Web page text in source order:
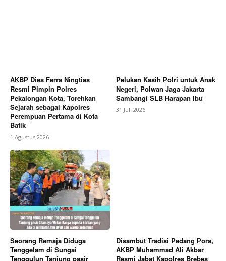
AKBP Dies Ferra Ningtias
Resmi Pimpin Polres
Pekalongan Kota, Torehkan
Sejarah sebagai Kapolres
Perempuan Pertama di Kota
Batik
1 Agustus 2026
Pelukan Kasih Polri untuk Anak
Negeri, Polwan Jaga Jakarta
Sambangi SLB Harapan Ibu
31 Juli 2026
Seorang Remaja Diduga
Tenggelam di Sungai
Tenggulun Tanjung pasir
Disambut Tradisi Pedang Pora,
AKBP Muhammad Ali Akbar
Resmi Jabat Kapolres Brebes